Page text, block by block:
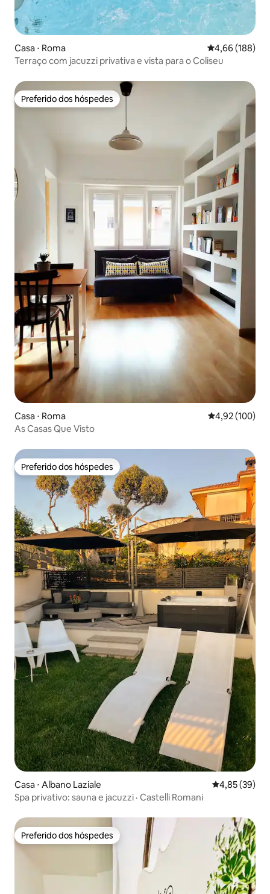
Casa ⋅ Roma 4,66 de uma
4,66 (188)
Terraço com jacuzzi privativa e vista para o Coliseu
Preferido dos hóspedes
Preferido dos hóspedes
Casa ⋅ Roma 4,92 de uma
4,92 (100)
As Casas Que Visto
Preferido dos hóspedes
Preferido dos hóspedes
Casa ⋅ Albano Laziale 4,85 de uma
4,85 (39)
Spa privativo: sauna e jacuzzi · Castelli Romani
Preferido dos hóspedes
Preferido dos hóspedes